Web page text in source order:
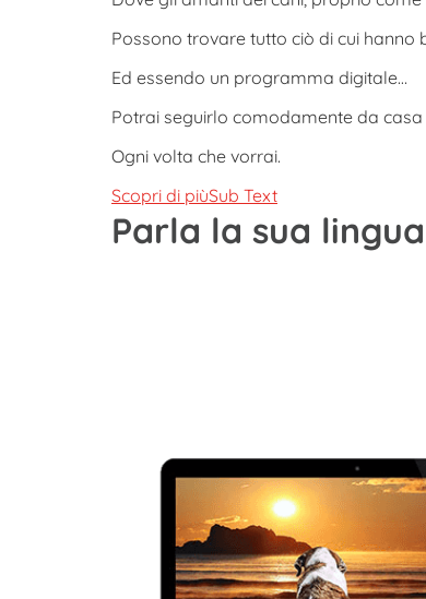
Possono trovare tutto ciò di cui hanno
Ed essendo un programma digitale…
Potrai seguirlo comodamente da
Ogni volta che vorrai.
Scopri di piùSub Text
Parla la sua lingua